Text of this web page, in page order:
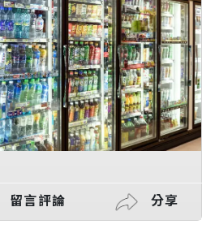
留言評論
分享